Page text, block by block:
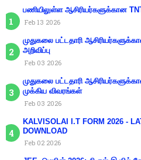
பணியிலுள்ள ஆசிரியர்களுக்கான
Feb 13 2026
முதுகலை பட்டதாரி
அறிவிப்பு
Feb 03 2026
முதுகலை பட்டதாரி
முக்கிய விவரங்கள்
Feb 03 2026
KALVISOLAI I.T FORM 2026 -
DOWNLOAD
Feb 02 2026